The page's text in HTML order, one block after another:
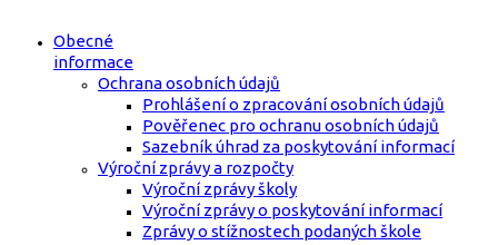
Obecné
informace
Ochrana osobních údajů
Prohlášení o zpracování osobních údajů
Pověřenec pro ochranu osobních údajů
Sazebník úhrad za poskytování informací
Výroční zprávy a rozpočty
Výroční zprávy školy
Výroční zprávy o poskytování informací
Zprávy o stížnostech podaných škole